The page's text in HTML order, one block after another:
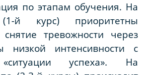
по этапам обучения. На
й курс) приоритетны
тревожности через
низкой интенсивности с
успеха». На